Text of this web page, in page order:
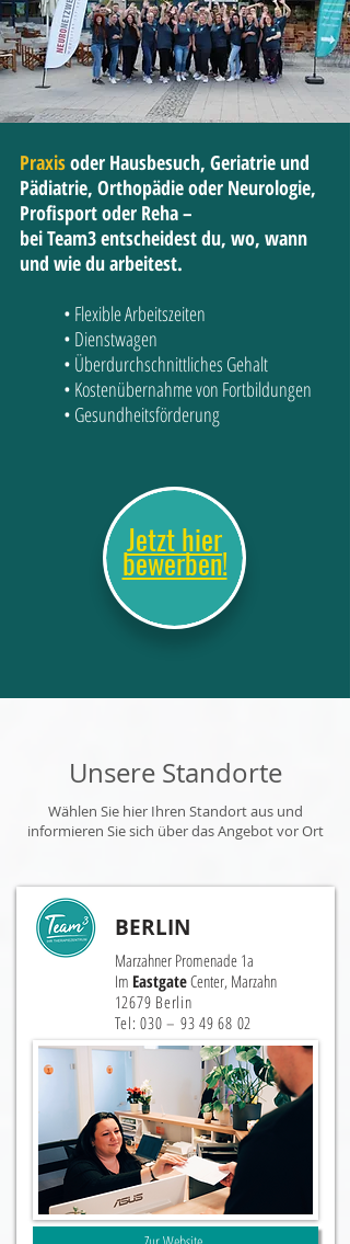
Praxisoder Hausbesuch, Geriatrie und
Pädiatrie, Orthopädie oder Neurologie,
Profisport oder Reha –
bei Team3 entscheidest du, wo, wann
und wie du arbeitest.
• Flexible Arbeitszeiten
• Dienstwagen
• Überdurchschnittliches Gehalt
• Kostenübernahme von Fortbildungen
• Gesundheitsförderung
Jetzt hier
bewerben!
Unsere Standorte
Wählen Sie hier Ihren Standort aus und
informieren Sie sich über das Angebot vor Ort
BERLIN
Marzahner Promenade 1a
Im EastgateCenter, Marzahn
12679 Berlin
​Tel: 030 – 93 49 68 02